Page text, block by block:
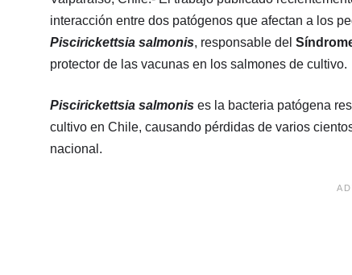
interacción entre dos patógenos que afectan a los
Piscirickettsia salmonis, responsable del
protector de las vacunas en los salmones de cultivo.
Piscirickettsia salmonis es la bacteria patógena
cultivo en Chile, causando pérdidas de varios
nacional.